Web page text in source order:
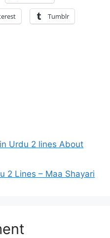
Tumblr
Urdu 2 lines About
2 Lines – Maa Shayari